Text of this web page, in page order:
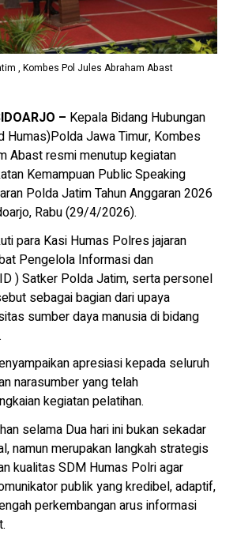
, Kombes Pol Jules Abraham Abast
– Kepala Bidang Hubungan
Humas)Polda Jawa Timur, Kombes
Abast resmi menutup kegiatan
Kemampuan Public Speaking
Polda Jatim Tahun Anggaran 2026
Rabu (29/4/2026).
para Kasi Humas Polres jajaran
Pengelola Informasi dan
) Satker Polda Jatim, serta personel
sebagai bagian dari upaya
sumber daya manusia di bidang
apresiasi kepada seluruh
narasumber yang telah
kegiatan pelatihan.
selama Dua hari ini bukan sekadar
namun merupakan langkah strategis
kualitas SDM Humas Polri agar
publik yang kredibel, adaptif,
perkembangan arus informasi